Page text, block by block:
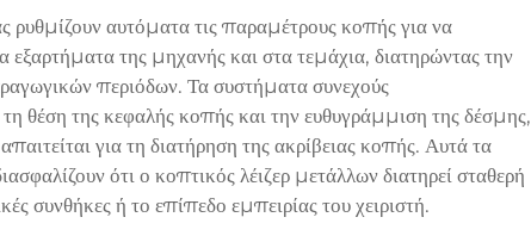
ρυθμίζουν αυτόματα τις παραμέτρους κοπής για να
της μηχανής και στα τεμάχια, διατηρώντας την
περιόδων. Τα συστήματα συνεχούς
θέση της κεφαλής κοπής και την ευθυγράμμιση της δέσμης,
για τη διατήρηση της ακρίβειας κοπής. Αυτά τα
ότι ο κοπτικός λέιζερ μετάλλων διατηρεί σταθερή
συνθήκες ή το επίπεδο εμπειρίας του χειριστή.